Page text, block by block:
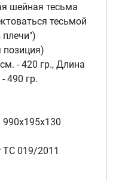
шейная тесьма
тесьмой
позиция)
- 420 гр., Длина
490 гр.
ТС 019/2011